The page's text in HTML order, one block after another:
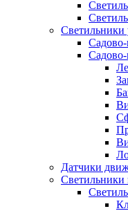
Светильники
Садово-
Датчики
Светильники